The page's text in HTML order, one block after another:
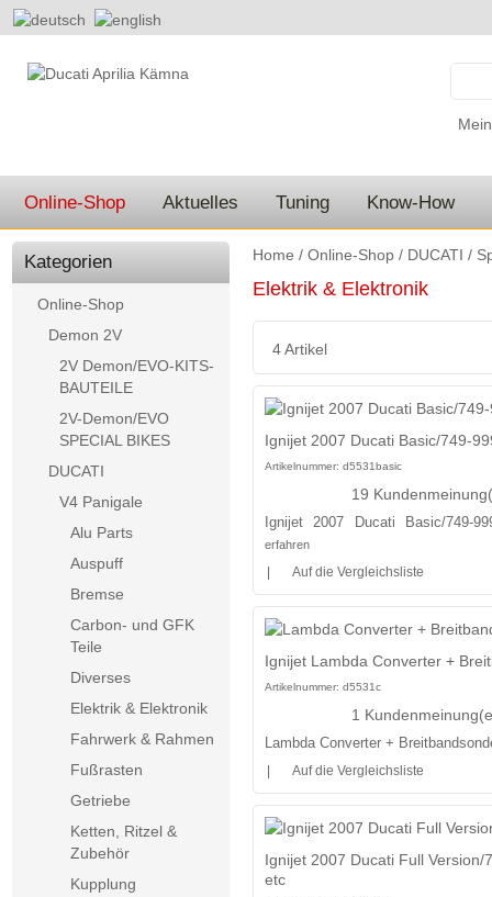
Online-Shop Aktuelles Tuning Know-How
Home / Online-Shop / DUCATI /
Elektrik & Elektronik
4 Artikel
Ignijet 2007 Ducati Basic/749-
Artikelnummer: d5531basic
19
Ignijet 2007 Ducati Basic/749-
erfahren
Auf die Vergleichsliste
Ignijet Lambda Converter +
Artikelnummer: d5531c
1
Lambda Converter +
Auf die Vergleichsliste
Ignijet 2007 Ducati Full
etc
Kategorien
Online-Shop
Demon 2V
2V Demon/EVO-KITS-
BAUTEILE
2V-Demon/EVO
SPECIAL BIKES
DUCATI
V4 Panigale
Alu Parts
Auspuff
Bremse
Carbon- und GFK
Teile
Diverses
Elektrik & Elektronik
Fahrwerk & Rahmen
Fußrasten
Getriebe
Ketten, Ritzel &
Zubehör
Kupplung